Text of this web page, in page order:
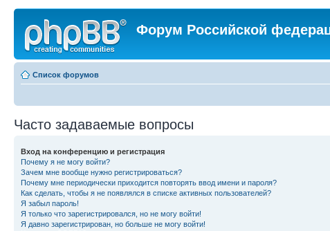
Форум Российской
Список форумов
Часто задаваемые вопросы
Вход на конференцию и регистрация
Почему я не могу войти?
Зачем мне вообще нужно регистрироваться?
Почему мне периодически приходится повторять ввод имени и пароля?
Как сделать, чтобы я не появлялся в списке активных пользователей?
Я забыл пароль!
Я только что зарегистрировался, но не могу войти!
Я давно зарегистрирован, но больше не могу войти!